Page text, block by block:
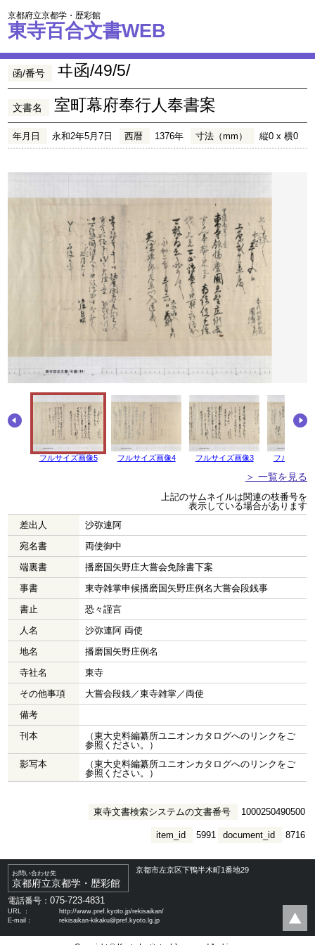
京都府立京都学・歴彩館
東寺百合文書WEB
函/番号 ヰ函/49/5/
文書名 室町幕府奉行人奉書案
年月日 永和2年5月7日 西暦 1376年 寸法（mm） 縦0 x 横0
フルサイズ画像5 フルサイズ画像4 フルサイズ画像3 フルサイズ
＞ 一覧を見る
上記のサムネイルは関連の枝番号を
表示している場合があります
差出人
沙弥連阿
宛名書
両使御中
端裏書
播磨国矢野庄大嘗会免除書下案
事書
東寺雑掌申候播磨国矢野庄例名大嘗会段銭事
書止
恐々謹言
人名
沙弥連阿 両使
地名
播磨国矢野庄例名
寺社名
東寺
その他事項
大嘗会段銭／東寺雑掌／両使
備考
刊本
（東大史料編纂所ユニオンカタログへのリンクをご
参照ください。）
影写本
（東大史料編纂所ユニオンカタログへのリンクをご
参照ください。）
東寺文書検索システムの文書番号 1000250490500
document_id 8716
item_id 5991
お問い合わせ先
京都府立京都学・歴彩館
京都市左京区下鴨半木町1番地29
電話番号：075-723-4831
URL ：
http://www.pref.kyoto.jp/rekisaikan/
E-mail：
rekisaikan-kikaku@pref.kyoto.lg.jp